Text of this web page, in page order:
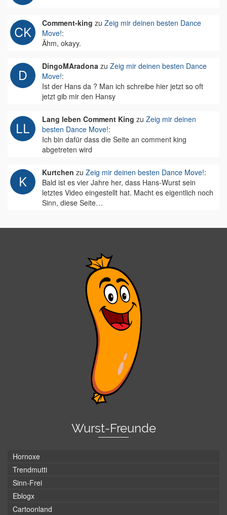
Comment-king zu Zeig mir deinen besten Dance
Move!:
Ähm, okayy.
DingoMAradona zu Zeig mir deinen besten Dance
Move!:
Ist der Hans da ? Man ich schreibe hier jetzt so oft
jetzt gib mir den Hansy
Lang leben Comment King zu Zeig mir deinen
besten Dance Move!:
Ich bin dafür dass die Seite an comment king
abgetreten wird
Kurtchen zu Zeig mir deinen besten Dance Move!:
Bald ist es vier Jahre her, dass Hans-Wurst sein
letztes Video eingestellt hat. Macht es eigentlich noch
Sinn, diese Seite…
Wurst-Freunde
Hornoxe
Trendmutti
Sinn-Frei
Eblogx
Cartoonland